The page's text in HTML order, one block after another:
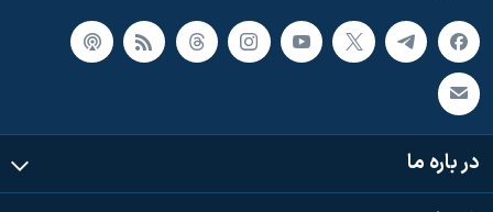
در باره ما